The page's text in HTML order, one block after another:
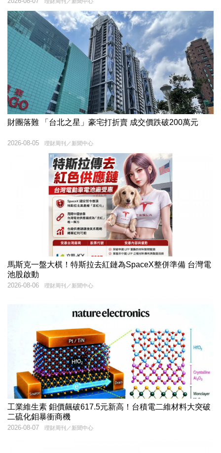
財團落難 「台北之星」豪宅打折賣 成交價跌破200萬元
理財周刊／新聞中心
2026-08-05
馬斯克一盤大棋！特斯拉去紅鏈為SpaceX整併準備 台灣電
池股啟動
理財周刊／新聞中心
2026-08-06
工業維生素 鉬價飆破617.5元新高！台積電二維材料大突破
二硫化鉬暴衝商機
理財周刊／新聞中心
2026-08-07